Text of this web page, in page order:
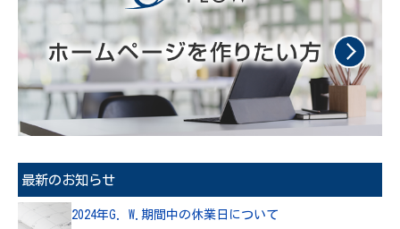
最新のお知らせ
2024年G. W.期間中の休業日について